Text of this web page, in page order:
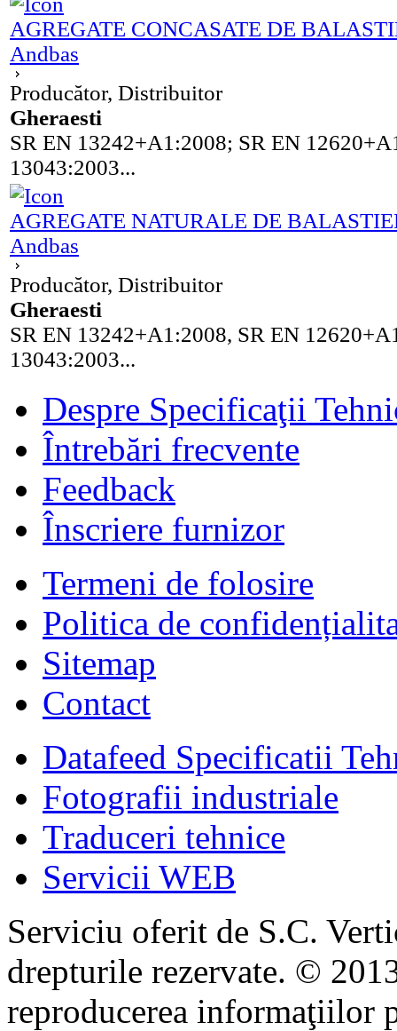
AGREGATE CONCASATE DE
Andbas
Producător, Distribuitor
Gheraesti
SR EN 13242+A1:2008; SR EN
13043:2003...
AGREGATE NATURALE DE
Andbas
Producător, Distribuitor
Gheraesti
SR EN 13242+A1:2008, SR EN
13043:2003...
Despre Specificaţii
Întrebări frecvente
Feedback
Înscriere furnizor
Termeni de folosire
Politica de
Sitemap
Contact
Datafeed Specificatii
Fotografii industriale
Traduceri tehnice
Servicii WEB
Serviciu oferit de S.C.
drepturile rezervate. ©
reproducerea informaţiilor